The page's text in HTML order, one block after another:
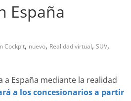
España
Cockpit, nuevo, Realidad virtual, SUV,
a España mediante la realidad
a los concesionarios a partir
Pruebas
Sedan Skyactiv-G 2.0